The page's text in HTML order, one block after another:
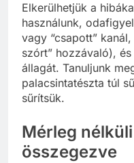
Elkerülhetjük a
használunk,
vagy “csapott”
szórt” hozzávaló),
állagát. Tanuljunk
palacsintatészta túl
sűrítsük.
Mérleg
összegezve